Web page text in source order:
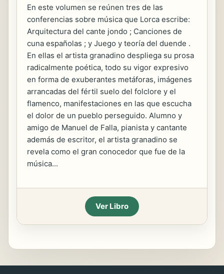
En este volumen se reúnen tres de las
conferencias sobre música que Lorca escribe:
Arquitectura del cante jondo ; Canciones de
cuna españolas ; y Juego y teoría del duende .
En ellas el artista granadino despliega su prosa
radicalmente poética, todo su vigor expresivo
en forma de exuberantes metáforas, imágenes
arrancadas del fértil suelo del folclore y el
flamenco, manifestaciones en las que escucha
el dolor de un pueblo perseguido. Alumno y
amigo de Manuel de Falla, pianista y cantante
además de escritor, el artista granadino se
revela como el gran conocedor que fue de la
música...
Ver Libro